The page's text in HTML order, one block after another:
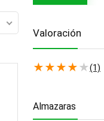
Valoración
★★★★★(1)
Almazaras